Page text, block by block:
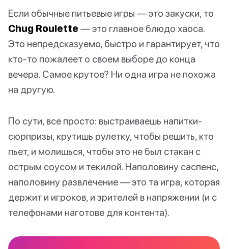
Если обычные питьевые игры — это закуски, то
Chug Roulette — это главное блюдо хаоса.
Это непредсказуемо, быстро и гарантирует, что
кто-то пожалеет о своем выборе до конца
вечера. Самое крутое? Ни одна игра не похожа
на другую.
По сути, все просто: выстраиваешь напитки-
сюрпризы, крутишь рулетку, чтобы решить, кто
пьет, и молишься, чтобы это не был стакан с
острым соусом и текилой. Наполовину саспенс,
наполовину развлечение — это та игра, которая
держит и игроков, и зрителей в напряжении (и с
телефонами наготове для контента).